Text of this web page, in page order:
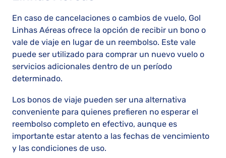
En caso de cancelaciones o cambios de vuelo, Gol
Linhas Aéreas ofrece la opción de recibir un bono o
vale de viaje en lugar de un reembolso. Este vale
puede ser utilizado para comprar un nuevo vuelo o
servicios adicionales dentro de un período
determinado.
Los bonos de viaje pueden ser una alternativa
conveniente para quienes prefieren no esperar el
reembolso completo en efectivo, aunque es
importante estar atento a las fechas de vencimiento
y las condiciones de uso.